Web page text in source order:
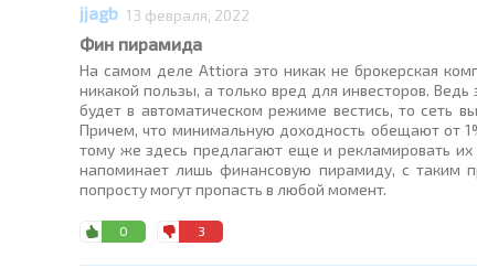
jjagb 13 февраля, 2022
Фин пирамида
На самом деле Attiora это никак не брокерская
никакой пользы, а только вред для инвесторов.
будет в автоматическом режиме вестись, то сеть
Причем, что минимальную доходность обещают от
тому же здесь предлагают еще и рекламировать их
напоминает лишь финансовую пирамиду, с таким
попросту могут пропасть в любой момент.
0 3